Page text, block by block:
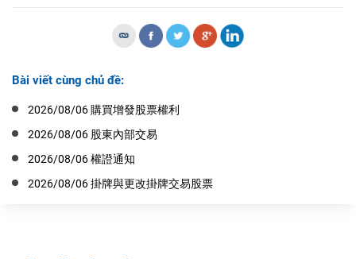
Bài viết cùng chủ đề:
2026/08/06 購買增發股票權利
2026/08/06 股東內部交易
2026/08/06 權證通知
2026/08/06 掛牌與更改掛牌交易股票